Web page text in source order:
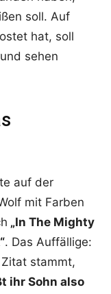
soll. Auf
hat, soll
sehen
auf der
mit Farben
„In The Mighty
. Das Auffällige:
stammt,
ihr Sohn also